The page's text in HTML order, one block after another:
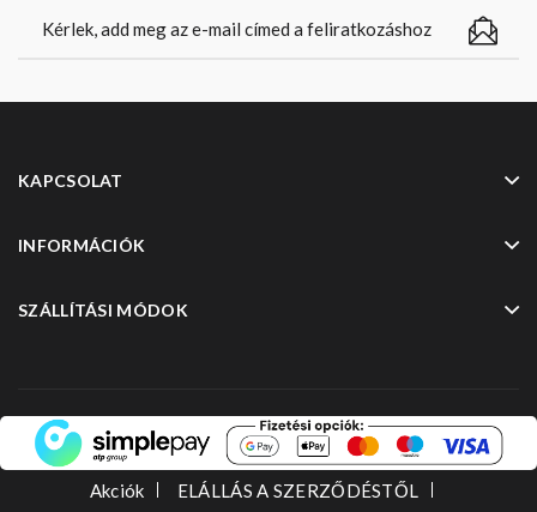
KAPCSOLAT
INFORMÁCIÓK
SZÁLLÍTÁSI MÓDOK
Akciók
ELÁLLÁS A SZERZŐDÉSTŐL